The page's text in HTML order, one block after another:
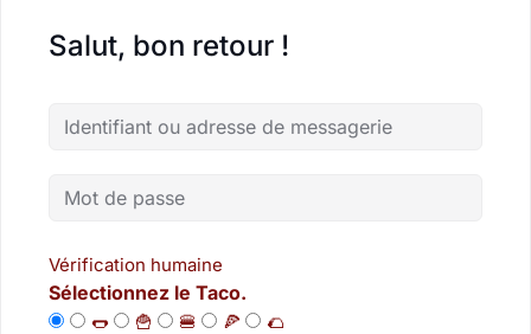
Salut, bon retour !
Vérification humaine
Sélectionnez le Taco.
🌭 🍟 🍔 🍕 🌮